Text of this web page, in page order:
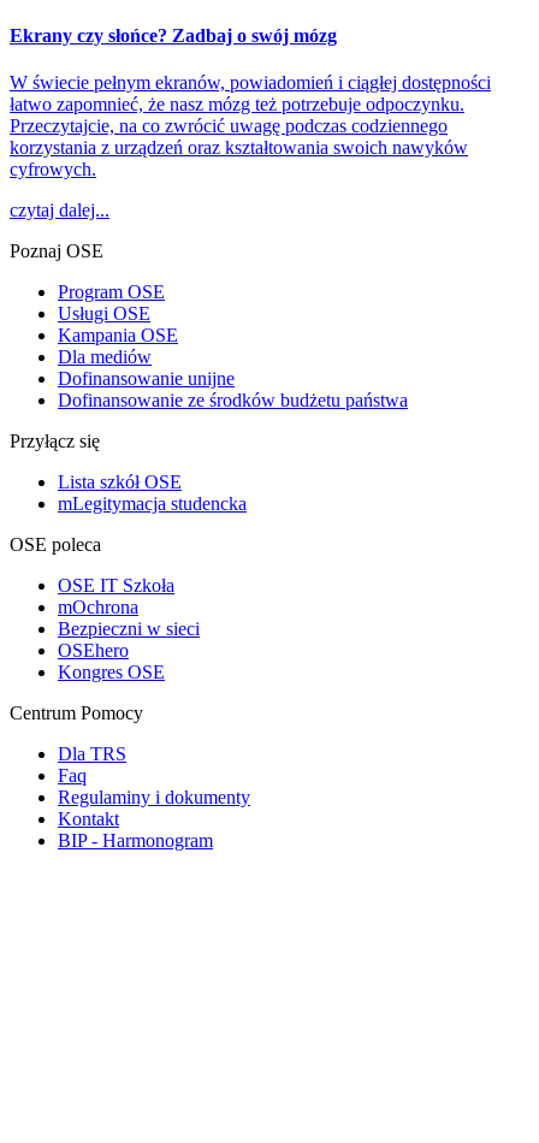
Ekrany czy słońce? Zadbaj o swój mózg
W świecie pełnym ekranów, powiadomień i ciągłej dostępności
łatwo zapomnieć, że nasz mózg też potrzebuje odpoczynku.
Przeczytajcie, na co zwrócić uwagę podczas codziennego
korzystania z urządzeń oraz kształtowania swoich nawyków
cyfrowych.
czytaj dalej...
Poznaj OSE
Program OSE
Usługi OSE
Kampania OSE
Dla mediów
Dofinansowanie unijne
Dofinansowanie ze środków budżetu państwa
Przyłącz się
Lista szkół OSE
mLegitymacja studencka
OSE poleca
OSE IT Szkoła
mOchrona
Bezpieczni w sieci
OSEhero
Kongres OSE
Centrum Pomocy
Dla TRS
Faq
Regulaminy i dokumenty
Kontakt
BIP - Harmonogram